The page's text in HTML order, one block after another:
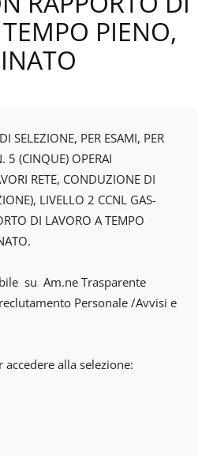
PIENO,
SELEZIONE, PER ESAMI, PER
5 (CINQUE) OPERAI
RETE, CONDUZIONE DI
LIVELLO 2 CCNL GAS-
DI LAVORO A TEMPO
su Am.ne Trasparente
Personale /Avvisi e
alla selezione: